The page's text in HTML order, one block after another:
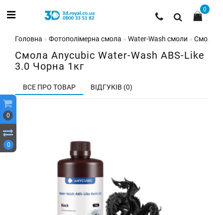
0
0
0
Головна Фотополімерна смола Water-Wash смоли Смола
Смола Anycubic Water-Wash ABS-Like
3.0 Чорна 1кг
ВСЕ ПРО ТОВАР ВІДГУКІВ (0)